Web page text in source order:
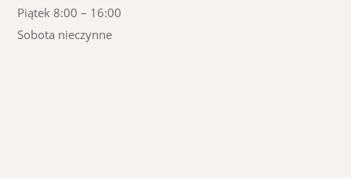
Piątek 8:00 – 16:00
Sobota nieczynne